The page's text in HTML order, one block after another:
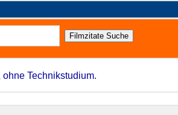
Technikstudium.